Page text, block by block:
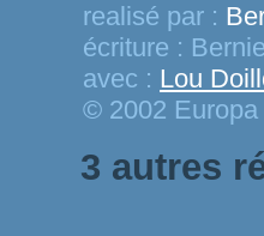
realisé par :
écriture :
avec : Lou
© 2002 Europa
3 autres